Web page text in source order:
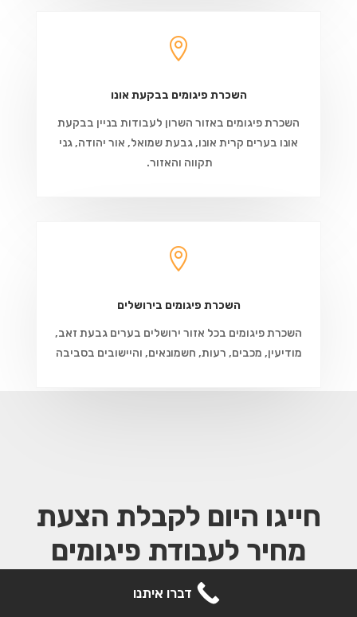

השכרת פיגומים בבקעת אונו
השכרת פיגומים באזור השרון לעבודות בניין בבקעת
אונו בערים קרית אונו, גבעת שמואל, אור יהודה, גני
תקווה והאזור.

השכרת פיגומים בירושלים
השכרת פיגומים בכל אזור ירושלים בערים גבעת זאב,
מודיעין, מכבים, רעות, חשמונאים, והיישובים בסביבה
חייגו היום לקבלת הצעת
מחיר לעבודת פיגומים
073-7020870
דברו איתנו